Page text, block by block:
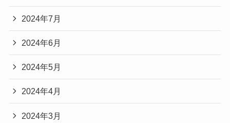
2024年7月
2024年6月
2024年5月
2024年4月
2024年3月